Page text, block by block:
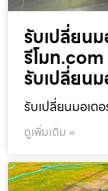
รับเปลี่ยนม
รีโมท.com
รับเปลี่ยนม
รับเปลี่ยนมอเต
ดูเพิ่มเติม »